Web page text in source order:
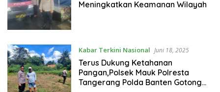
Kabar Terkini Nasional Juni 18, 2025
Terus Dukung Ketahanan
Pangan,Polsek Mauk Polresta
Tangerang Polda Banten Gotong